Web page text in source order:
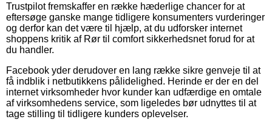
Trustpilot fremskaffer en række hæderlige chancer for at
eftersøge ganske mange tidligere konsumenters vurderinger
og derfor kan det være til hjælp, at du udforsker internet
shoppens kritik af Rør til comfort sikkerhedsnet forud for at
du handler.
Facebook yder derudover en lang række sikre genveje til at
få indblik i netbutikkens pålidelighed. Herinde er der en del
internet virksomheder hvor kunder kan udfærdige en omtale
af virksomhedens service, som ligeledes bør udnyttes til at
tage stilling til tidligere kunders oplevelser.